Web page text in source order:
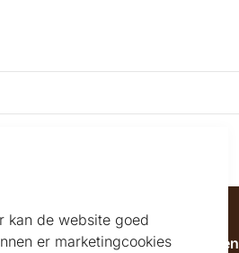
Algemeen
kan de website goed
er marketingcookies